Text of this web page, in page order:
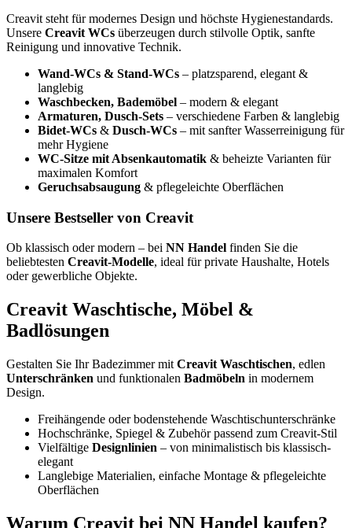
Creavit steht für modernes Design und höchste Hygienestandards.
Unsere Creavit WCs überzeugen durch stilvolle Optik, sanfte
Reinigung und innovative Technik.
Wand-WCs & Stand-WCs – platzsparend, elegant &
langlebig
Waschbecken, Bademöbel – modern & elegant
Armaturen, Dusch-Sets – verschiedene Farben & langlebig
Bidet-WCs & Dusch-WCs – mit sanfter Wasserreinigung für
mehr Hygiene
WC-Sitze mit Absenkautomatik & beheizte Varianten für
maximalen Komfort
Geruchsabsaugung & pflegeleichte Oberflächen
Unsere Bestseller von Creavit
Ob klassisch oder modern – bei NN Handel finden Sie die
beliebtesten Creavit-Modelle, ideal für private Haushalte, Hotels
oder gewerbliche Objekte.
Creavit Waschtische, Möbel &
Badlösungen
Gestalten Sie Ihr Badezimmer mit Creavit Waschtischen, edlen
Unterschränken und funktionalen Badmöbeln in modernem
Design.
Freihängende oder bodenstehende Waschtischunterschränke
Hochschränke, Spiegel & Zubehör passend zum Creavit-Stil
Vielfältige Designlinien – von minimalistisch bis klassisch-
elegant
Langlebige Materialien, einfache Montage & pflegeleichte
Oberflächen
Warum Creavit bei NN Handel kaufen?